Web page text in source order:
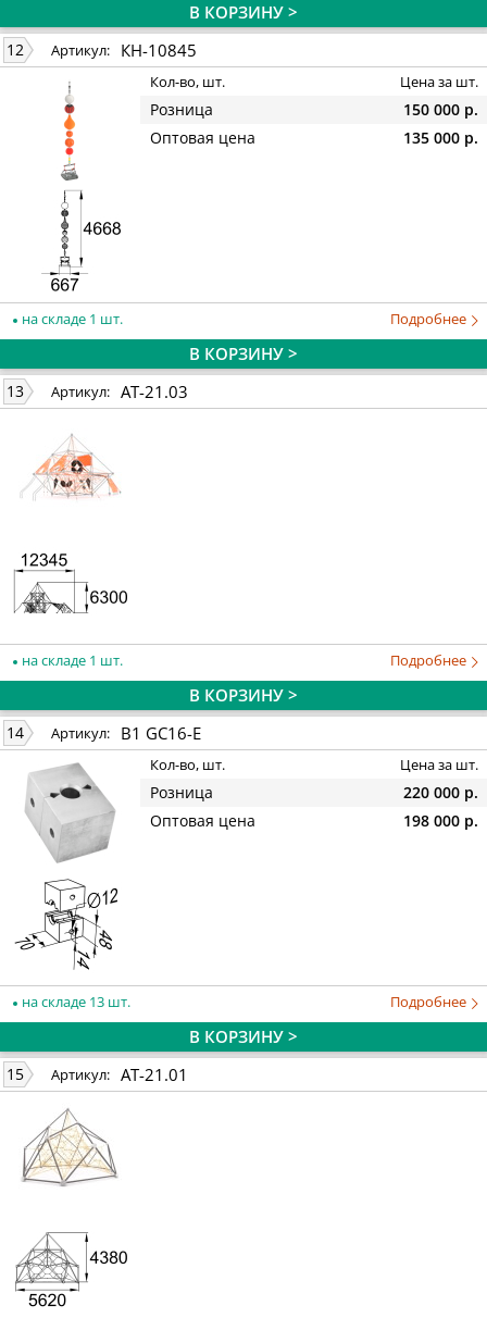
В КОРЗИНУ >
12 Артикул: КН-10845
Кол-во, шт. Цена за шт.
Розница
150 000 р.
Оптовая цена
135 000 р.
на складе 1 шт. Подробнее
В КОРЗИНУ >
13 Артикул: AT-21.03
на складе 1 шт. Подробнее
В КОРЗИНУ >
14 Артикул: B1 GC16-E
Кол-во, шт. Цена за шт.
Розница
220 000 р.
Оптовая цена
198 000 р.
на складе 13 шт. Подробнее
В КОРЗИНУ >
15 Артикул: AT-21.01